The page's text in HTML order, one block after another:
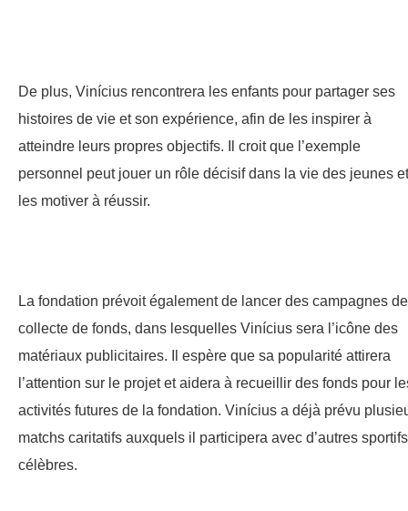
De plus, Vinícius rencontrera les enfants pour partager ses
histoires de vie et son expérience, afin de les inspirer à
atteindre leurs propres objectifs. Il croit que l’exemple
personnel peut jouer un rôle décisif dans la vie des jeunes et
les motiver à réussir.
La fondation prévoit également de lancer des campagnes de
collecte de fonds, dans lesquelles Vinícius sera l’icône des
matériaux publicitaires. Il espère que sa popularité attirera
l’attention sur le projet et aidera à recueillir des fonds pour
activités futures de la fondation. Vinícius a déjà prévu
matchs caritatifs auxquels il participera avec d’autres sportifs
célèbres.